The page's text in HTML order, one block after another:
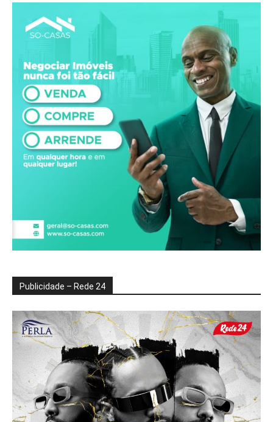
Publicidade – Rede 24